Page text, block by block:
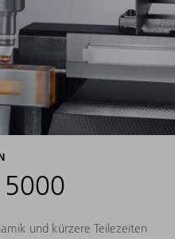
5000
und kürzere Teilezeiten